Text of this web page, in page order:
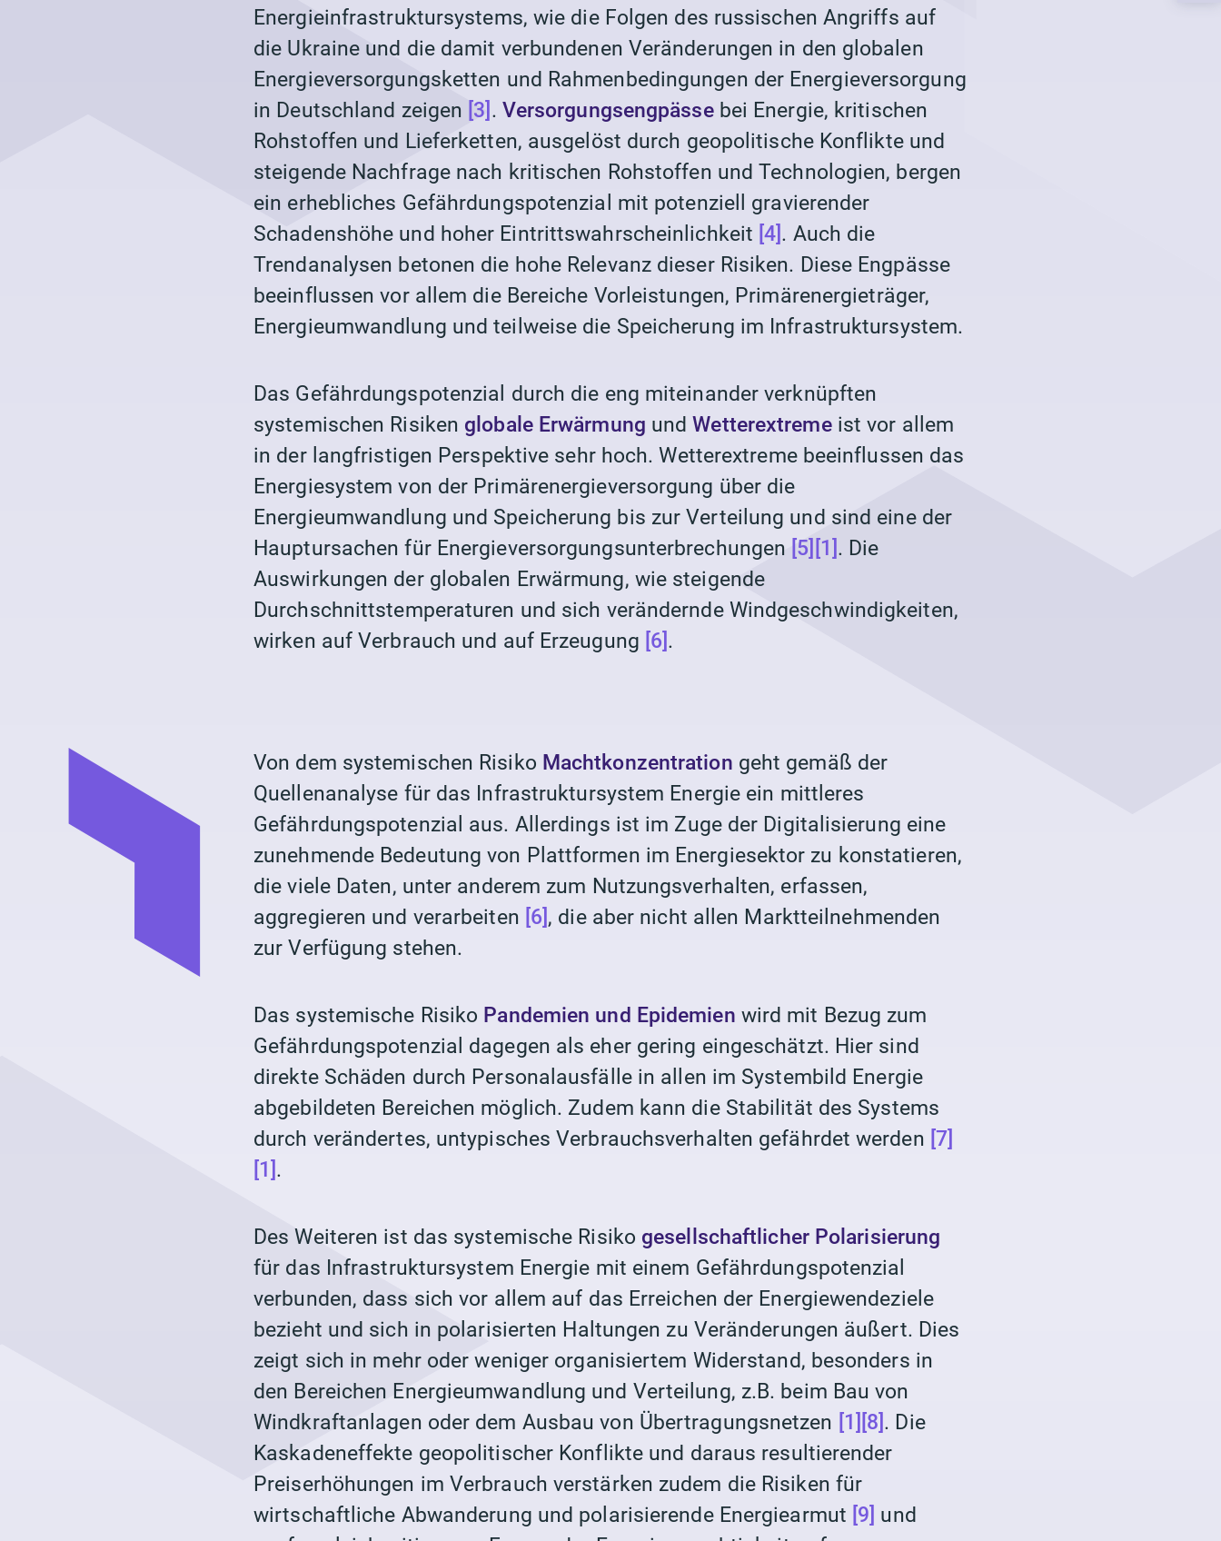
Energieinfrastruktursystems, wie die Folgen des russischen Angriffs auf
die Ukraine und die damit verbundenen Veränderungen in den globalen
Energieversorgungsketten und Rahmenbedingungen der Energieversorgung
in Deutschland zeigen [3] . Versorgungsengpässebei Energie, kritischen
Rohstoffen und Lieferketten, ausgelöst durch geopolitische Konflikte und
steigende Nachfrage nach kritischen Rohstoffen und Technologien, bergen
ein erhebliches Gefährdungspotenzial mit potenziell gravierender
Schadenshöhe und hoher Eintrittswahrscheinlichkeit [4] . Auch die
Trendanalysen betonen die hohe Relevanz dieser Risiken. Diese Engpässe
beeinflussen vor allem die Bereiche Vorleistungen, Primärenergieträger,
Energieumwandlung und teilweise die Speicherung im Infrastruktursystem.
Das Gefährdungspotenzial durch die eng miteinander verknüpften
systemischen Risiken globale Erwärmung undWetterextreme ist vor allem
in der langfristigen Perspektive sehr hoch. Wetterextreme beeinflussen das
Energiesystem von der Primärenergieversorgung über die
Energieumwandlung und Speicherung bis zurVerteilung und sind eine der
Hauptursachen für Energieversorgungsunterbrechungen [5] [1] . Die
Auswirkungen der globalen Erwärmung, wie steigende
Durchschnittstemperaturen und sich verändernde Windgeschwindigkeiten,
wirken aufVerbrauch und auf Erzeugung [6] .
Von dem systemischen Risiko Machtkonzentration geht gemäß der
Quellenanalyse für das Infrastruktursystem Energie ein mittleres
Gefährdungspotenzial aus. Allerdings ist im Zuge der Digitalisierung eine
zunehmende Bedeutung von Plattformen im Energiesektor zu konstatieren,
die viele Daten, unter anderem zum Nutzungsverhalten, erfassen,
aggregieren und verarbeiten [6] , die aber nicht allen Marktteilnehmenden
zur Verfügung stehen.
Das systemische Risiko Pandemien und Epidemien wird mit Bezug zum
Gefährdungspotenzial dagegen als eher gering eingeschätzt. Hier sind
direkte Schäden durch Personalausfälle in allen im Systembild Energie
abgebildeten Bereichen möglich. Zudem kann die Stabilität des Systems
durch verändertes, untypisches Verbrauchsverhalten gefährdet werden [7]
[1] .
Des Weiteren ist das systemische Risiko gesellschaftlicher Polarisierung
für das Infrastruktursystem Energie mit einem Gefährdungspotenzial
verbunden, dass sich vor allem auf das Erreichen der Energiewendeziele
bezieht und sich in polarisierten Haltungen zu Veränderungen äußert. Dies
zeigt sich in mehr oder weniger organisiertem Widerstand, besonders in
den Bereichen Energieumwandlung und Verteilung, z.B. beim Bau von
Windkraftanlagen oder dem Ausbau von Übertragungsnetzen [1] [8] . Die
Kaskadeneffekte geopolitischer Konflikte und daraus resultierender
Preiserhöhungen im Verbrauch verstärken zudem die Risiken für
wirtschaftliche Abwanderung und polarisierende Energiearmut [9] und